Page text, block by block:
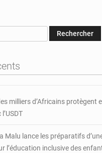
milliers d’Africains protègent
Malu lance les préparatifs
l’éducation inclusive des